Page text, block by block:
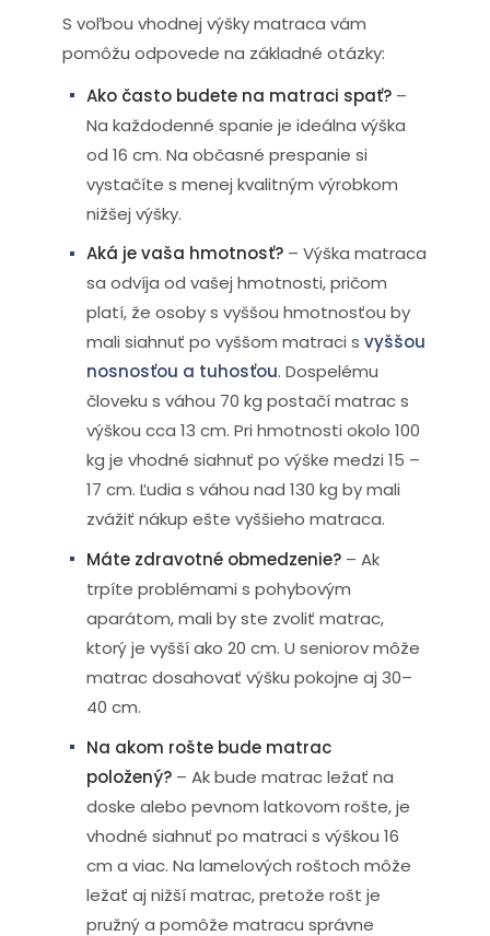
S voľbou vhodnej výšky matraca vám
pomôžu odpovede na základné otázky:
Ako často budete na matraci spať? –
Na každodenné spanie je ideálna výška
od 16 cm. Na občasné prespanie si
vystačíte s menej kvalitným výrobkom
nižšej výšky.
Aká je vaša hmotnosť? – Výška matraca
sa odvíja od vašej hmotnosti, pričom
platí, že osoby s vyššou hmotnosťou by
mali siahnuť po vyššom matraci s vyššou
nosnosťou a tuhosťou. Dospelému
človeku s váhou 70 kg postačí matrac s
výškou cca 13 cm. Pri hmotnosti okolo 100
kg je vhodné siahnuť po výške medzi 15 –
17 cm. Ľudia s váhou nad 130 kg by mali
zvážiť nákup ešte vyššieho matraca.
Máte zdravotné obmedzenie? – Ak
trpíte problémami s pohybovým
aparátom, mali by ste zvoliť matrac,
ktorý je vyšší ako 20 cm. U seniorov môže
matrac dosahovať výšku pokojne aj 30–
40 cm.
Na akom rošte bude matrac
položený? – Ak bude matrac ležať na
doske alebo pevnom latkovom rošte, je
vhodné siahnuť po matraci s výškou 16
cm a viac. Na lamelových roštoch môže
ležať aj nižší matrac, pretože rošt je
pružný a pomôže matracu správne